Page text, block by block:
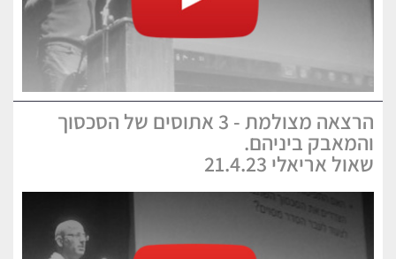
הרצאה מצולמת - 3 אתוסים של הסכסוך
והמאבק ביניהם.
שאול אריאלי 21.4.23